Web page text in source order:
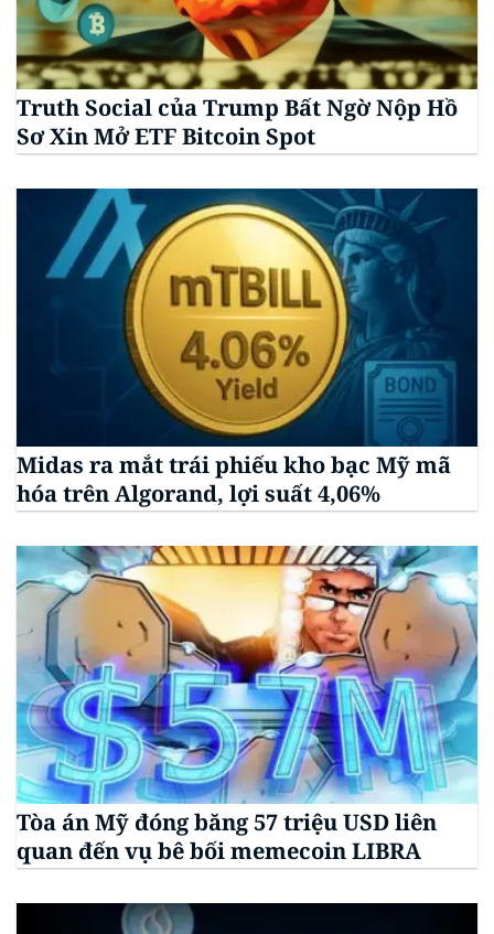
Truth Social của Trump Bất Ngờ Nộp Hồ
Sơ Xin Mở ETF Bitcoin Spot
Midas ra mắt trái phiếu kho bạc Mỹ mã
hóa trên Algorand, lợi suất 4,06%
Tòa án Mỹ đóng băng 57 triệu USD liên
quan đến vụ bê bối memecoin LIBRA